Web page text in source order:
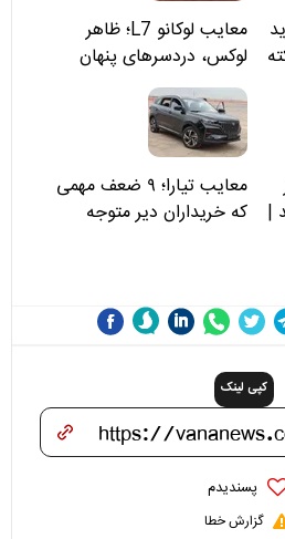
این 7 نکته
معایب لوکانو L7؛ ظاهر
لوکس، دردسرهای پنهان
|
معایب تیارا؛ ۹ ضعف مهمی
که خریداران دیر متوجه
کپی لینک
پسندیدم
گزارش خطا